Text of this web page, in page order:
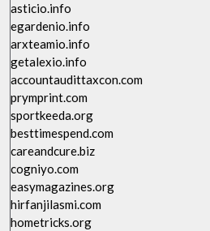
asticio.info
egardenio.info
arxteamio.info
getalexio.info
accountaudittaxcon.com
prymprint.com
sportkeeda.org
besttimespend.com
careandcure.biz
cogniyo.com
easymagazines.org
hirfanjilasmi.com
hometricks.org